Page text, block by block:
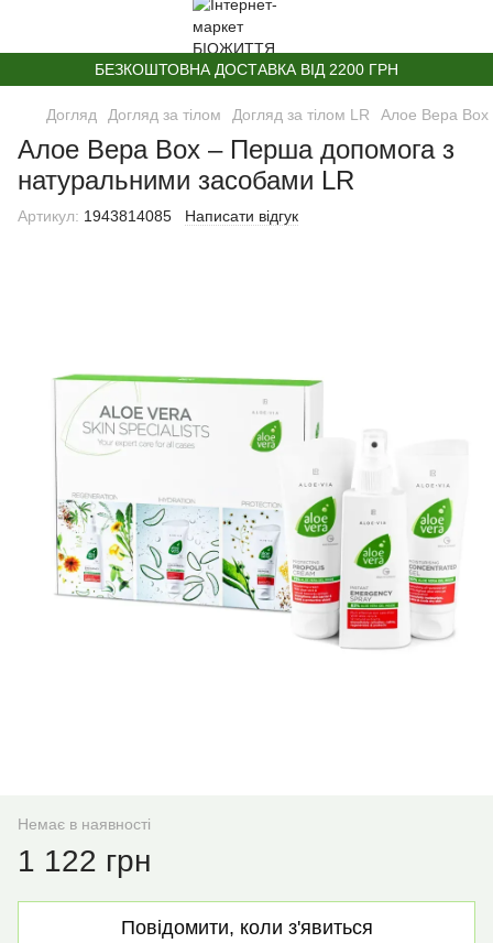
БЕЗКОШТОВНА ДОСТАВКА ВІД 2200 ГРН
Догляд Догляд за тілом Догляд за тілом LR Алое Вера Box
Алое Вера Box – Перша допомога з
натуральними засобами LR
Артикул: 1943814085 Написати відгук
Немає в наявності
1 122 грн
Повідомити, коли з'явиться